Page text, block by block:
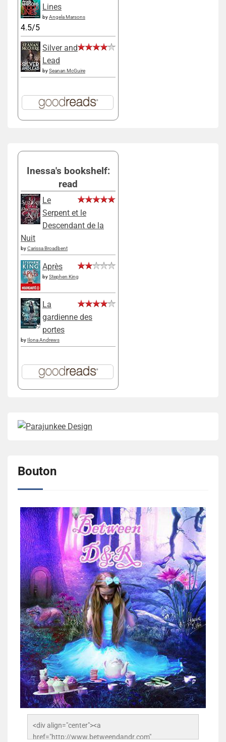
Lines
byAngela Marsons
4.5/5
Silver and
Lead
bySeanan McGuire
Inessa's bookshelf:
read
Le
Serpent et le
Descendant de la
Nuit
byCarissa Broadbent
Après
byStephen King
La
gardienne des
portes
by Ilona Andrews
Bouton
<div align="center"><a
href="http://www.betweendandr.com"